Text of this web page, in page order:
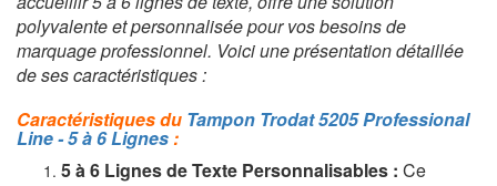
polyvalente et personnalisée pour vos besoins de
marquage professionnel. Voici une présentation détaillée
de ses caractéristiques :
Caractéristiques du Tampon Trodat 5205 Professional
Line - 5 à 6 Lignes :
5 à 6 Lignes de Texte Personnalisables : Ce